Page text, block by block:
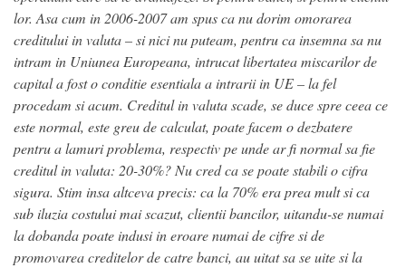
lor. Asa cum in 2006-2007 am spus ca nu dorim omorarea
creditului in valuta – si nici nu puteam, pentru ca insemna sa nu
intram in Uniunea Europeana, intrucat libertatea miscarilor de
capital a fost o conditie esentiala a intrarii in UE – la fel
procedam si acum. Creditul in valuta scade, se duce spre ceea ce
este normal, este greu de calculat, poate facem o dezbatere
pentru a lamuri problema, respectiv pe unde ar fi normal sa fie
creditul in valuta: 20-30%? Nu cred ca se poate stabili o cifra
sigura. Stim insa altceva precis: ca la 70% era prea mult si ca
sub iluzia costului mai scazut, clientii bancilor, uitandu-se numai
la dobanda poate indusi in eroare numai de cifre si de
promovarea creditelor de catre banci, au uitat sa se uite si la